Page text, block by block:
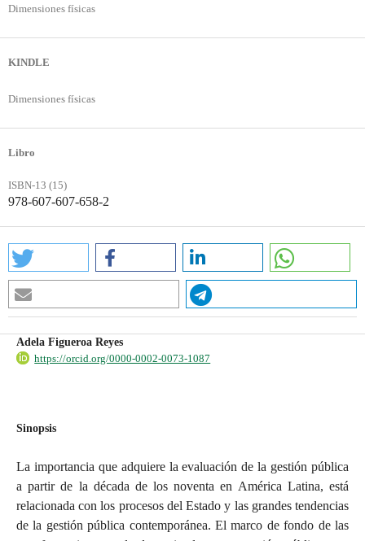
Adela Figueroa Reyes
https://orcid.org/0000-0002-0073-1087
Sinopsis
La importancia que adquiere la evaluación de la gestión pública
a partir de la década de los noventa en América Latina, está
relacionada con los procesos del Estado y las grandes tendencias
de la gestión pública contemporánea. El marco de fondo de las
Dimensiones físicas
KINDLE
Dimensiones físicas
Libro
ISBN-13 (15)
978-607-607-658-2